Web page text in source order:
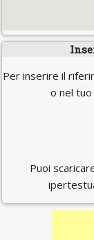
Per inserire il
o nel
Puoi